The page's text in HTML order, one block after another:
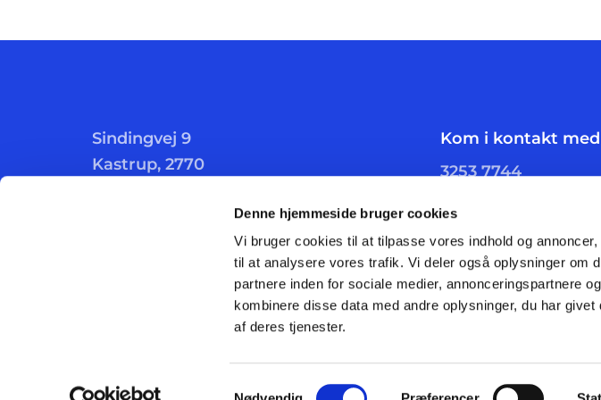
Denne hjemmeside bruger cookies
Vi bruger cookies til at tilpasse vores indhold og
til at analysere vores trafik. Vi deler også oplysninger om
partnere inden for sociale medier, annonceringspartnere
kombinere disse data med andre oplysninger, du har
af deres tjenester.
Samtykkevalg
Sindingvej 9
Kastrup, 2770
Kom i kontakt
3253 7744